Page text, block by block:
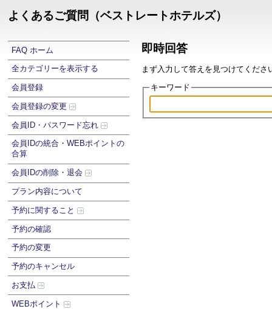
よくあるご質問（ベストレートホテルズ）
FAQ ホーム
全カテゴリーを表示する
会員登録
会員登録の変更
会員ID・パスワード忘れ
会員IDの統合・WEBポイントの
合算
会員IDの削除・退会
プラン内容について
予約に関すること
予約の確認
予約の変更
予約のキャンセル
お支払
WEBポイント
即時回答
まず入力して答えを見つけてくださ
キーワード